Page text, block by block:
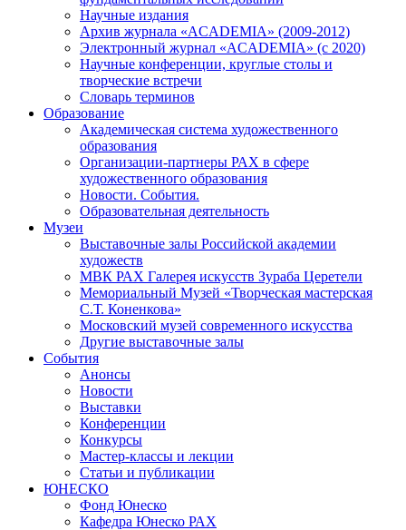
Научные издания
Архив журнала «ACADEMIA» (2009-2012)
Электронный журнал «ACADEMIA» (с 2020)
Научные конференции, круглые столы и
творческие встречи
Словарь терминов
Образование
Академическая система художественного
образования
Организации-партнеры РАХ в сфере
художественного образования
Новости. События.
Образовательная деятельность
Музеи
Выставочные залы Российской академии
художеств
МВК РАХ Галерея искусств Зураба Церетели
Мемориальный Музей «Творческая мастерская
С.Т. Коненкова»
Московский музей современного искусства
Другие выставочные залы
События
Анонсы
Новости
Выставки
Конференции
Конкурсы
Мастер-классы и лекции
Статьи и публикации
ЮНЕСКО
Фонд Юнеско
Кафедра Юнеско РАХ